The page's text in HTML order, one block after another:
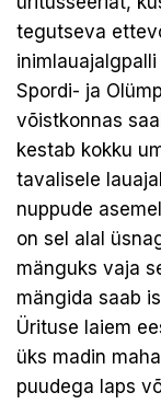
tegutseva
Spordi- ja
võistkonnas
kestab kokku
tavalisele
nuppude
on sel alal
mänguks vaja
mängida saab
Ürituse laiem
üks madin
puudega laps